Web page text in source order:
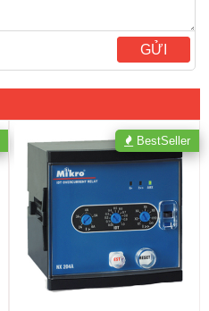
GỬI
BestSeller